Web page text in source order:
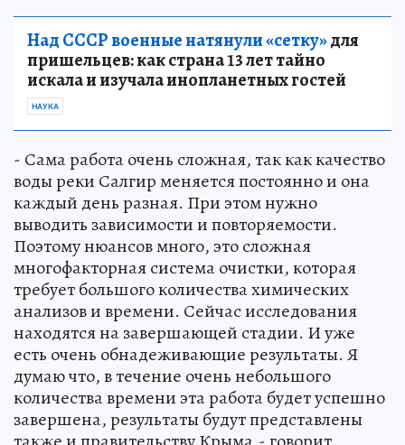
Над СССР военные натянули «сетку»для
пришельцев: как страна 13 лет тайно
искала и изучала инопланетных гостей
НАУКА
- Сама работа очень сложная, так как качество
воды реки Салгир меняется постоянно и она
каждый день разная. При этом нужно
выводить зависимости и повторяемости.
Поэтому нюансов много, это сложная
многофакторная система очистки, которая
требует большого количества химических
анализов и времени. Сейчас исследования
находятся на завершающей стадии. И уже
есть очень обнадеживающие результаты. Я
думаю что, в течение очень небольшого
количества времени эта работа будет успешно
завершена, результаты будут представлены